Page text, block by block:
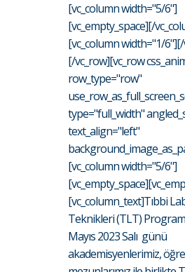
[vc_column width="5/6"]
[vc_empty_space][/
[vc_column width="1/
[/vc_row][vc_row
row_type="row"
type="full_width"
text_align="left"
[vc_column width="5/6"]
[vc_column_text]Tıbbi
Teknikleri (TLT)
Mayıs 2023 Salı günü
akademisyenlerimiz,